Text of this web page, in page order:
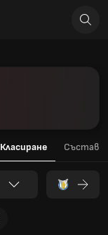
Класиране Състав